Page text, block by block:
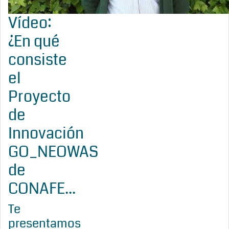
Vídeo:
¿En qué
consiste
el
Proyecto
de
Innovación
GO_NEOWAS
de
CONAFE...
Te
presentamos